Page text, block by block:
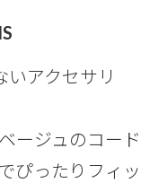
アクセサリ
ージュのコード
ぴったりフィッ